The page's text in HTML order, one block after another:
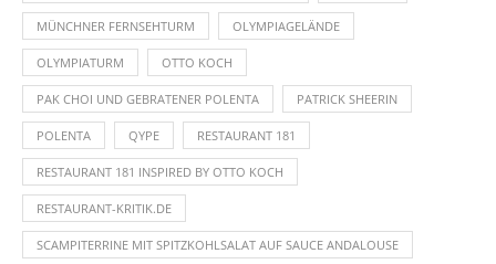
MÜNCHNER FERNSEHTURM OLYMPIAGELÄNDE
OLYMPIATURM OTTO KOCH
PAK CHOI UND GEBRATENER POLENTA PATRICK SHEERIN
POLENTA QYPE RESTAURANT 181
RESTAURANT 181 INSPIRED BY OTTO KOCH
RESTAURANT-KRITIK.DE
SCAMPITERRINE MIT SPITZKOHLSALAT AUF SAUCE ANDALOUSE